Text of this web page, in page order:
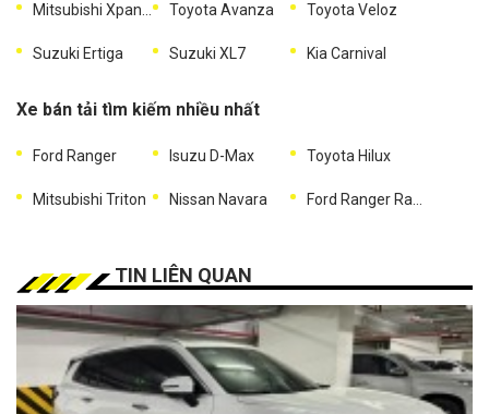
Toyota Avanza Toyota Veloz
Suzuki Ertiga Suzuki XL7 Kia Carnival
Xe bán tải tìm kiếm nhiều nhất
Ford Ranger Isuzu D-Max Toyota Hilux
Mitsubishi Triton Nissan Navara
TIN LIÊN QUAN